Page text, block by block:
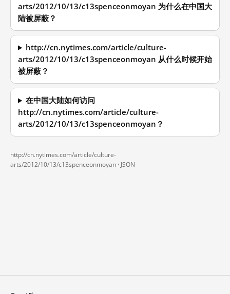
arts/2012/10/13/c13spenceonmoyan 为什么在中国大
陆被屏蔽？
http://cn.nytimes.com/article/culture-
arts/2012/10/13/c13spenceonmoyan 从什么时候开始
被屏蔽？
在中国大陆如何访问
http://cn.nytimes.com/article/culture-
arts/2012/10/13/c13spenceonmoyan？
http://cn.nytimes.com/article/culture-
arts/2012/10/13/c13spenceonmoyan · JSON